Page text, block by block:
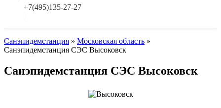
+7(495)135-27-27
Санэпидемстанция » Московская область »
Санэпидемстанция СЭС Высоковск
Санэпидемстанция СЭС Высоковск